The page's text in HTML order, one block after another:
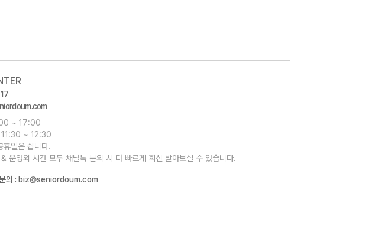
~ 17:00
11:30 ~ 12:30
휴일은 쉽니다.
운영외 시간 모두 채널톡 문의 시 더 빠르게 회신 받아보실 수 있습니다.
의 : biz@seniordoum.com